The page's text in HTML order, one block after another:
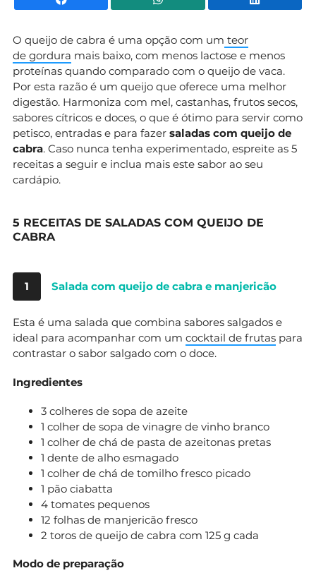
O queijo de cabra é uma opção com um teor
de gordura mais baixo, com menos lactose e menos
proteínas quando comparado com o queijo de vaca.
Por esta razão é um queijo que oferece uma melhor
digestão. Harmoniza com mel, castanhas, frutos secos,
sabores cítricos e doces, o que é ótimo para servir como
petisco, entradas e para fazer saladas com queijo de
cabra. Caso nunca tenha experimentado, espreite as 5
receitas a seguir e inclua mais este sabor ao seu
cardápio.
5 RECEITAS DE SALADAS COM QUEIJO DE
CABRA
1 Salada com queijo de cabra e manjericão
Esta é uma salada que combina sabores salgados e
ideal para acompanhar com um cocktail de frutas para
contrastar o sabor salgado com o doce.
Ingredientes
3 colheres de sopa de azeite
1 colher de sopa de vinagre de vinho branco
1 colher de chá de pasta de azeitonas pretas
1 dente de alho esmagado
1 colher de chá de tomilho fresco picado
1 pão ciabatta
4 tomates pequenos
12 folhas de manjericão fresco
2 toros de queijo de cabra com 125 g cada
Modo de preparação